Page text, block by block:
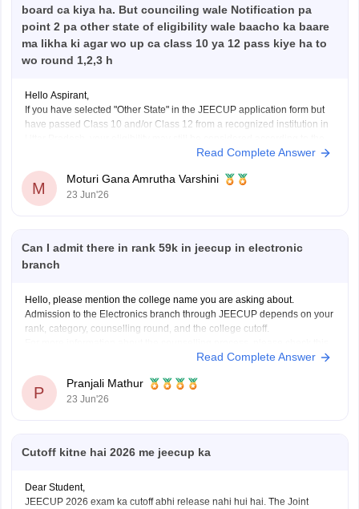
board ca kiya ha. But counciling wale Notification pa
point 2 pa other state of eligibility wale baacho ka baare
ma likha ki agar wo up ca class 10 ya 12 pass kiye ha to
wo round 1,2,3 h
Hello Aspirant,
If you have selected "Other State" in the JEECUP application form but
have passed Class 10 and/or Class 12 from a recognized institution in
provisions mentioned in the official counselling notification.
Read Complete Answer
M
Moturi Gana Amrutha Varshini
23 Jun'26
Can I admit there in rank 59k in jeecup in electronic
branch
Hello, please mention the college name you are asking about.
Admission to the Electronics branch through JEECUP depends on your
rank, category, counselling round, and the college cutoff.
Read Complete Answer
P
Pranjali Mathur
23 Jun'26
Cutoff kitne hai 2026 me jeecup ka
Dear Student,
JEECUP 2026 exam ka cutoff abhi release nahi hui hai. The Joint